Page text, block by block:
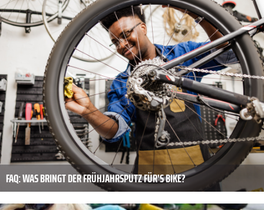
FAQ: WAS BRINGT DER FRÜHJAHRSPUTZ FÜR'S BIKE?